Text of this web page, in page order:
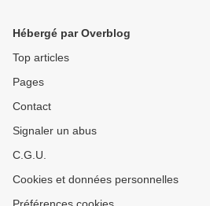
Mouscaillo
Hébergé par Overblog
Top articles
Pages
Contact
Signaler un abus
C.G.U.
Cookies et données personnelles